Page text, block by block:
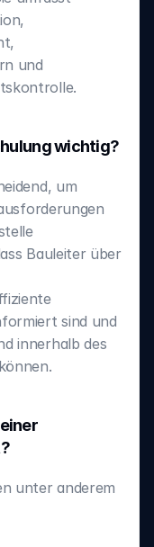
und
wichtig?
um
Bauleiter über
sind und
innerhalb des
unter anderem